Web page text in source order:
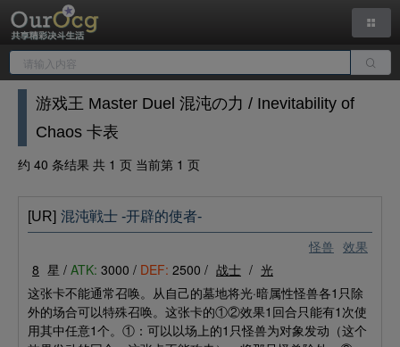
游戏王 Master Duel 混沌の力 / Inevitability of
Chaos 卡表
约 40 条结果 共 1 页 当前第 1 页
怪兽 效果
[UR] 混沌戦士 -开辟的使者-
8 星 / ATK: 3000 / DEF: 2500 / 战士 / 光
这张卡不能通常召唤。从自己的墓地将光·暗属性怪兽各1只除
外的场合可以特殊召唤。这张卡的①②效果1回合只能有1次使
用其中任意1个。①：可以以场上的1只怪兽为对象发动（这个